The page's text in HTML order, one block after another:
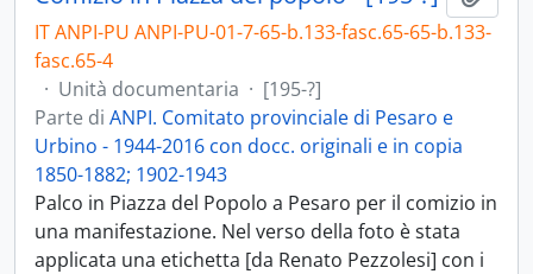
IT ANPI-PU ANPI-PU-01-7-65-b.133-fasc.65-65-b.133-
fasc.65-4
· Unità documentaria · [195-?]
Parte di ANPI. Comitato provinciale di Pesaro e
Urbino - 1944-2016 con docc. originali e in copia
1850-1882; 1902-1943
Palco in Piazza del Popolo a Pesaro per il comizio in
una manifestazione. Nel verso della foto è stata
applicata una etichetta [da Renato Pezzolesi] con i